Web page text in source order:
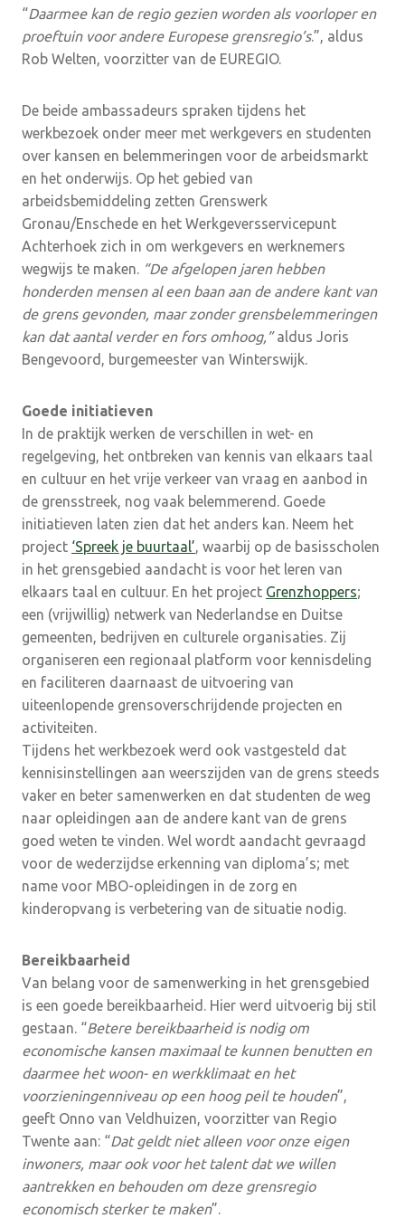
“Daarmee kan de regio gezien worden als voorloper en
proeftuin voor andere Europese grensregio’s.”, aldus
Rob Welten, voorzitter van de EUREGIO.
De beide ambassadeurs spraken tijdens het
werkbezoek onder meer met werkgevers en studenten
over kansen en belemmeringen voor de arbeidsmarkt
en het onderwijs. Op het gebied van
arbeidsbemiddeling zetten Grenswerk
Gronau/Enschede en het Werkgeversservicepunt
Achterhoek zich in om werkgevers en werknemers
wegwijs te maken. “De afgelopen jaren hebben
honderden mensen al een baan aan de andere kant van
de grens gevonden, maar zonder grensbelemmeringen
kan dat aantal verder en fors omhoog,”aldus Joris
Bengevoord, burgemeester van Winterswijk.
Goede initiatieven
In de praktijk werken de verschillen in wet- en
regelgeving, het ontbreken van kennis van elkaars taal
en cultuur en het vrije verkeer van vraag en aanbod in
de grensstreek, nog vaak belemmerend. Goede
initiatieven laten zien dat het anders kan. Neem het
project ‘Spreek je buurtaal’, waarbij op de basisscholen
in het grensgebied aandacht is voor het leren van
elkaars taal en cultuur. En het project Grenzhoppers;
een (vrijwillig) netwerk van Nederlandse en Duitse
gemeenten, bedrijven en culturele organisaties. Zij
organiseren een regionaal platform voor kennisdeling
en faciliteren daarnaast de uitvoering van
uiteenlopende grensoverschrijdende projecten en
activiteiten.
Tijdens het werkbezoek werd ook vastgesteld dat
kennisinstellingen aan weerszijden van de grens steeds
vaker en beter samenwerken en dat studenten de weg
naar opleidingen aan de andere kant van de grens
goed weten te vinden. Wel wordt aandacht gevraagd
voor de wederzijdse erkenning van diploma’s; met
name voor MBO-opleidingen in de zorg en
kinderopvang is verbetering van de situatie nodig.
Bereikbaarheid
Van belang voor de samenwerking in het grensgebied
is een goede bereikbaarheid. Hier werd uitvoerig bij stil
gestaan. “Betere bereikbaarheid is nodig om
economische kansen maximaal te kunnen benutten en
daarmee het woon- en werkklimaat en het
voorzieningenniveau op een hoog peil te houden”,
geeft Onno van Veldhuizen, voorzitter van Regio
Twente aan: “Dat geldt niet alleen voor onze eigen
inwoners, maar ook voor het talent dat we willen
aantrekken en behouden om deze grensregio
economisch sterker te maken”.